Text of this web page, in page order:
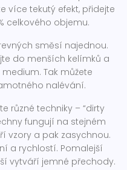
více tekutý efekt, přidejte
celkového objemu.
směsí najednou.
do menších kelímků a
Tak můžete
nalévání.
různé techniky – “dirty
fungují na stejném
vzory a pak zasychnou.
a rychlostí. Pomalejší
vytváří jemné přechody.